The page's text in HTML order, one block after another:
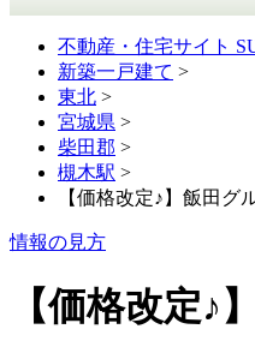
不動産・住宅サイト
新築一戸建て >
東北 >
宮城県 >
柴田郡 >
槻木駅 >
【価格改定♪】飯田
情報の見方
【価格改定